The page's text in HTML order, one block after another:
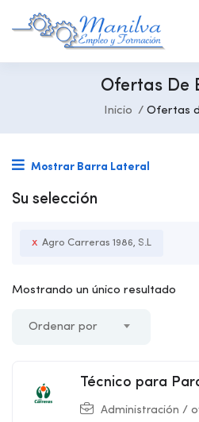
Ofertas De
Inicio Ofertas
Mostrar Barra Lateral
Su selección
x Agro Carreras 1986, S.L
Mostrando un único resultado
Ordenar por
Técnico para
Administración /